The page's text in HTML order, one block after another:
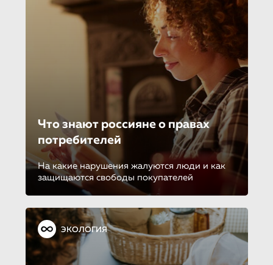
Что знают россияне о правах
потребителей
На какие нарушения жалуются люди и как
защищаются свободы покупателей
ЭКОЛОГИЯ